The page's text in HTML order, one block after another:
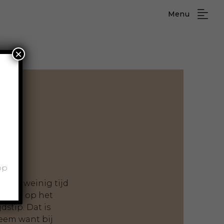
Menu
of weinig tijd
op het
Dat is
want bij
×